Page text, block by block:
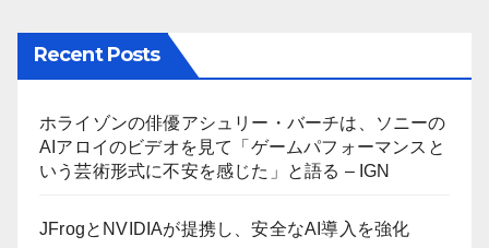
Recent Posts
ホライゾンの俳優アシュリー・バーチは、ソニーの
AIアロイのビデオを見て「ゲームパフォーマンスと
いう芸術形式に不安を感じた」と語る – IGN
JFrogとNVIDIAが提携し、安全なAI導入を強化